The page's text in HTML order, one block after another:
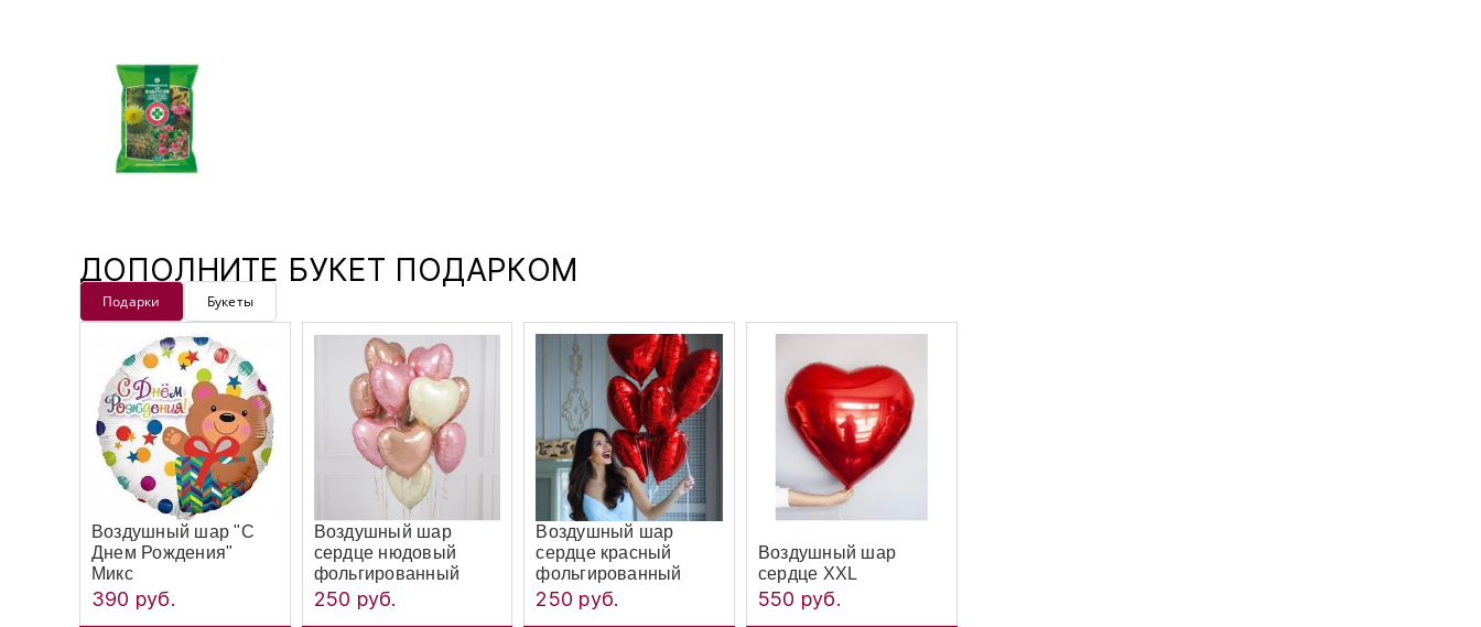
ДОПОЛНИТЕ БУКЕТ ПОДАРКОМ
Подарки Букеты
Воздушный шар "С
Днем Рождения"
Микс
390 руб.
Воздушный шар
сердце нюдовый
фольгированный
250 руб.
Воздушный шар
сердце красный
фольгированный
250 руб.
Воздушный шар
сердце XXL
550 руб.